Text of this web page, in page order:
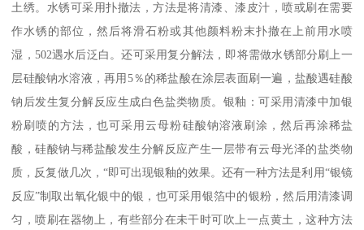
土绣。水锈可采用扑撤法，方法是将清漆、漆皮汁，喷或刷在需要
作水锈的部位，然后将滑石粉或其他颜料粉末扑撤在上前用水喷
湿，502遇水后泛白。还可采用复分解法，即将需做水锈部分刷上一
层硅酸钠水溶液，再用5％的稀盐酸在涂层表面刷一遍，盐酸遇硅酸
钠后发生复分解反应生成白色盐类物质。银釉：可采用清漆中加银
粉刷喷的方法，也可采用云母粉硅酸钠溶液刷涂，然后再涂稀盐
酸，硅酸钠与稀盐酸发生分解反应产生一层带有云母光泽的盐类物
质，反复做几次，“即可出现银釉的效果。还有一种方法是利用“银镜
反应”制取出氧化银中的银，也可采用银箔中的银粉，然后用清漆调
匀，喷刷在器物上，有些部分在未干时可吹上一点黄土，这种方法